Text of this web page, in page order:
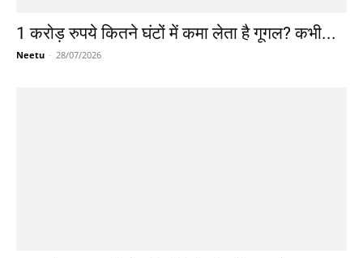
1 करोड़ रुपये कितने घंटों में कमा लेता है गूगल? कभी...
Neetu - 28/07/2026